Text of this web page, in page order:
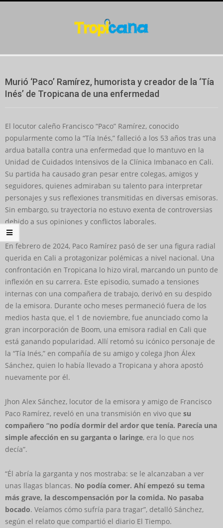
Menu
Murió ‘Paco’ Ramírez, humorista y creador de la ‘Tía
Inés’ de Tropicana de una enfermedad
El locutor caleño Francisco “Paco” Ramírez, conocido
popularmente como la “Tía Inés,” falleció a los 53 años tras una
ardua batalla contra una enfermedad que lo mantuvo en la
Unidad de Cuidados Intensivos de la Clínica Imbanaco en Cali.
Su partida ha causado gran pesar entre colegas, amigos y
seguidores, quienes admiraban su talento para interpretar
personajes y sus reflexiones transmitidas en diversas emisoras.
Sin embargo, su trayectoria no estuvo exenta de controversias
debido a sus opiniones y conflictos laborales.
En febrero de 2024, Paco Ramírez pasó de ser una figura radial
querida en Cali a protagonizar polémicas a nivel nacional. Una
confrontación en Tropicana lo hizo viral, marcando un punto de
inflexión en su carrera. Este episodio, sumado a tensiones
internas con una compañera de trabajo, derivó en su despido
de la emisora. Durante ocho meses permaneció fuera de los
medios hasta que, el 1 de noviembre, fue anunciado como la
gran incorporación de Boom, una emisora radial en Cali que
está ganando popularidad. Allí retomó su icónico personaje de
la “Tía Inés,” en compañía de su amigo y colega Jhon Álex
Sánchez, quien lo había llevado a Tropicana y ahora apostó
nuevamente por él.
Jhon Alex Sánchez, locutor de la emisora y amigo de Francisco
Paco Ramírez, reveló en una transmisión en vivo que su
compañero “no podía dormir del ardor que tenía. Parecía una
simple afección en su garganta o laringe, era lo que nos
decía”.
“Él abría la garganta y nos mostraba: se le alcanzaban a ver
unas llagas blancas. No podía comer. Ahí empezó su tema
más grave, la descompensación por la comida. No pasaba
bocado. Veíamos cómo sufría para tragar”, detalló Sánchez,
según el relato que compartió el diario El Tiempo.